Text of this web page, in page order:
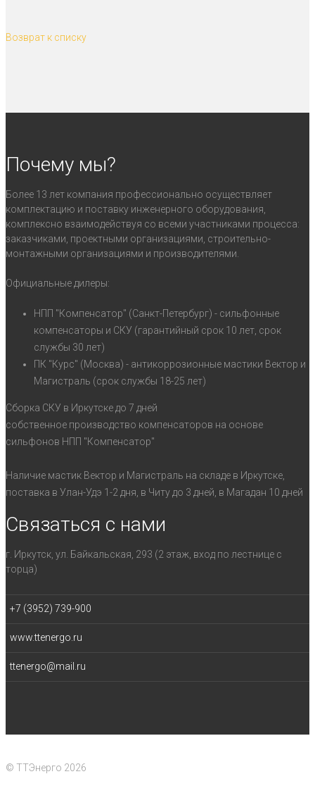
Возврат к списку
Почему мы?
Более 13 лет компания профессионально осуществляет
комплектацию и поставку инженерного оборудования,
комплексно взаимодействуя со всеми участниками процесса:
заказчиками, проектными организациями, строительно-
монтажными организациями и производителями.
Официальные дилеры:
НПП "Компенсатор" (Санкт-Петербург) - сильфонные
компенсаторы и СКУ (гарантийный срок 10 лет, срок
службы 30 лет)
ПК "Курс" (Москва) - антикоррозионные мастики Вектор и
Магистраль (срок службы 18-25 лет)
Сборка СКУ в Иркутске до 7 дней
собственное производство компенсаторов на основе
сильфонов НПП "Компенсатор"
Наличие мастик Вектор и Магистраль на складе в Иркутске,
поставка в Улан-Удэ 1-2 дня, в Читу до 3 дней, в Магадан 10 дней
Связаться с нами
г. Иркутск, ул. Байкальская, 293 (2 этаж, вход по лестнице с
торца)
+7 (3952) 739-900
www.ttenergo.ru
ttenergo@mail.ru
© ТТЭнерго 2026